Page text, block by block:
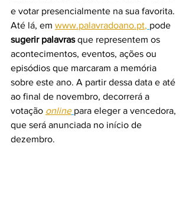
e votar presencialmente na sua favorita.
Até lá, em www.palavradoano.pt, pode
sugerir palavras que representem os
acontecimentos, eventos, ações ou
episódios que marcaram a memória
sobre este ano. A partir dessa data e até
ao final de novembro, decorrerá a
votação online para eleger a vencedora,
que será anunciada no início de
dezembro.